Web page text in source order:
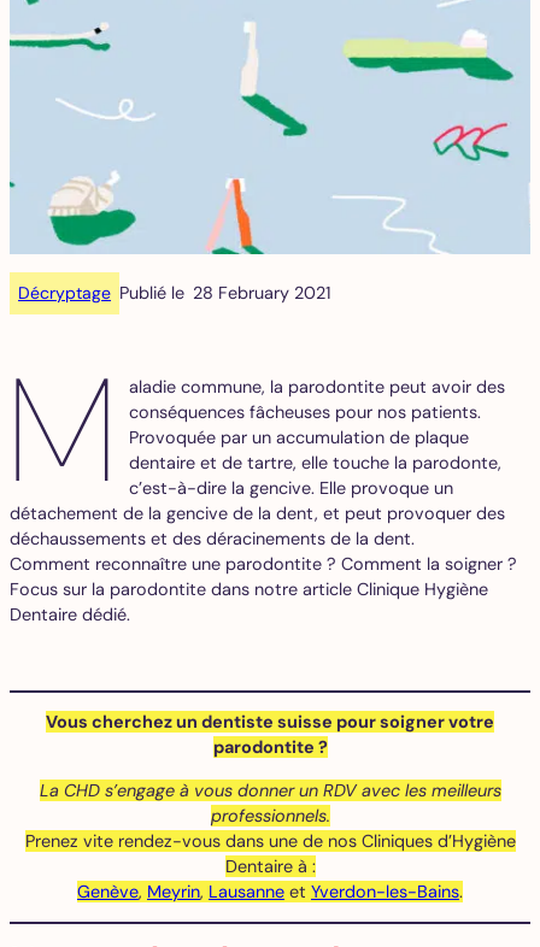
Décryptage Publié le 28 February 2021
M
aladie commune, la parodontite peut avoir des
conséquences fâcheuses pour nos patients.
Provoquée par un accumulation de plaque
dentaire et de tartre, elle touche la parodonte,
c’est-à-dire la gencive. Elle provoque un
détachement de la gencive de la dent, et peut provoquer des
déchaussements et des déracinements de la dent.
Comment reconnaître une parodontite ? Comment la soigner ?
Focus sur la parodontite dans notre article Clinique Hygiène
Dentaire dédié.
Vous cherchez un dentiste suisse pour soigner votre
parodontite ?
La CHD s’engage à vous donner un RDV avec les meilleurs
professionnels.
Prenez vite rendez-vous dans une de nos Cliniques d’Hygiène
Dentaire à :
Genève, Meyrin, Lausanne et Yverdon-les-Bains.